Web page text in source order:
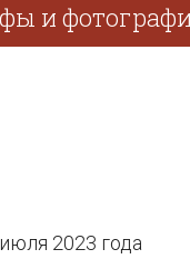
и
2023 года